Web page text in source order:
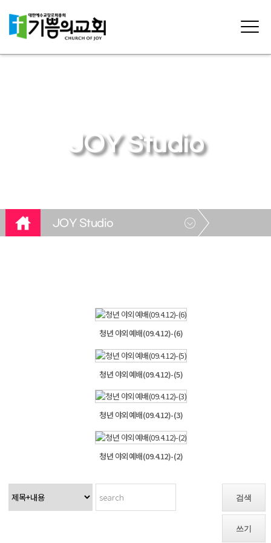
JOY Studio
JOY Studio
청년 야외예배(09.4.12)-(6)
청년 야외예배(09.4.12)-(5)
청년 야외예배(09.4.12)-(3)
청년 야외예배(09.4.12)-(2)
검색
쓰기